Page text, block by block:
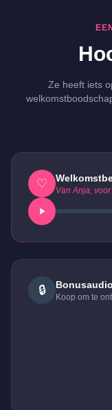
Ze heeft iets
♡ Van Anja,
🔒 Bonusaudio
Koop om te